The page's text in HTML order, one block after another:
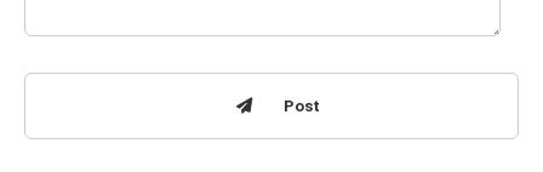
Post